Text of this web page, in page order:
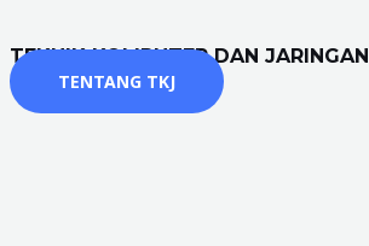
TEKNIK KOMPUTER DAN JARINGAN
TENTANG TKJ